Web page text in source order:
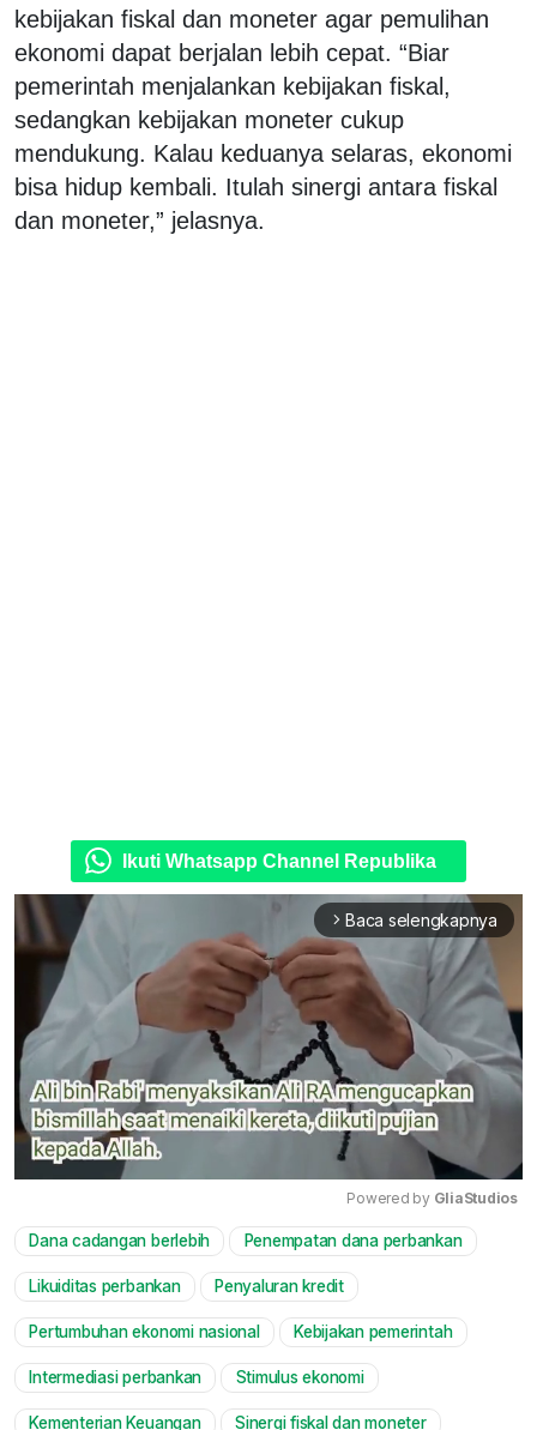
kebijakan fiskal dan moneter agar pemulihan
ekonomi dapat berjalan lebih cepat. “Biar
pemerintah menjalankan kebijakan fiskal,
sedangkan kebijakan moneter cukup
mendukung. Kalau keduanya selaras, ekonomi
bisa hidup kembali. Itulah sinergi antara fiskal
dan moneter,” jelasnya.
Ikuti Whatsapp Channel Republika
arrow_forward_ios Baca selengkapnya
Mute
Powered by GliaStudios
Dana cadangan berlebih Penempatan dana perbankan
Likuiditas perbankan Penyaluran kredit
Pertumbuhan ekonomi nasional Kebijakan pemerintah
Intermediasi perbankan Stimulus ekonomi
Kementerian Keuangan Sinergi fiskal dan moneter